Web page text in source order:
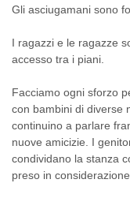
Gli asciugamani sono
I ragazzi e le ragazze
accesso tra i piani.
Facciamo ogni sforzo
con bambini di diverse
continuino a parlare
nuove amicizie. I
condividano la stanza
preso in